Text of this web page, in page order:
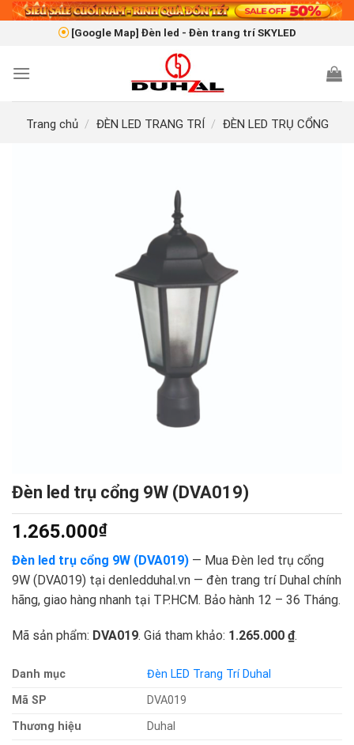
Skip
[Google Map] Đèn led - Đèn trang trí SKYLED
Trang chủ / ĐÈN LED TRANG TRÍ / ĐÈN LED TRỤ CỔNG
Đèn led trụ cổng 9W (DVA019)
1.265.000₫
Đèn led trụ cổng 9W (DVA019) — Mua Đèn led trụ cổng
9W (DVA019) tại denledduhal.vn — đèn trang trí Duhal chính
hãng, giao hàng nhanh tại TP.HCM. Bảo hành 12 – 36 Tháng.
Mã sản phẩm: DVA019. Giá tham khảo: 1.265.000 ₫.
Danh mục
Đèn LED Trang Trí Duhal
Mã SP
DVA019
Thương hiệu
Duhal